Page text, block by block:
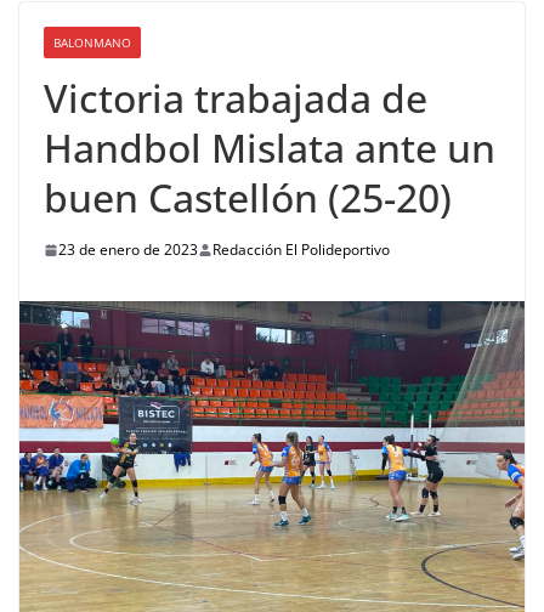
BALONMANO
Victoria trabajada de
Handbol Mislata ante un
buen Castellón (25-20)
23 de enero de 2023 Redacción El Polideportivo